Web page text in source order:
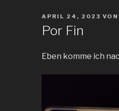
VERÖFFENTLICHT
APRIL 24, 2023 VON
Por Fin
Eben komme ich